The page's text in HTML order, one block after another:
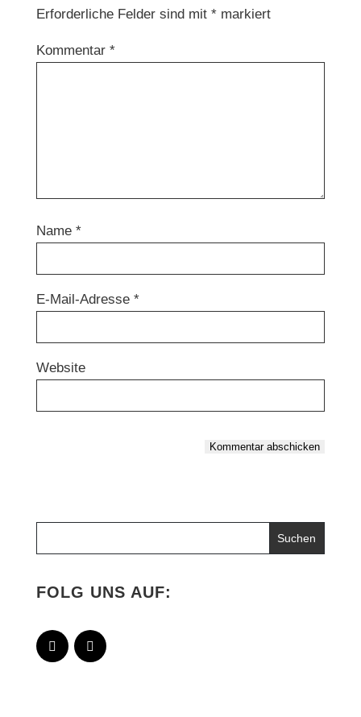
Erforderliche Felder sind mit *markiert
Kommentar *
Name *
E-Mail-Adresse *
Website
Kommentar abschicken
FOLG UNS AUF: